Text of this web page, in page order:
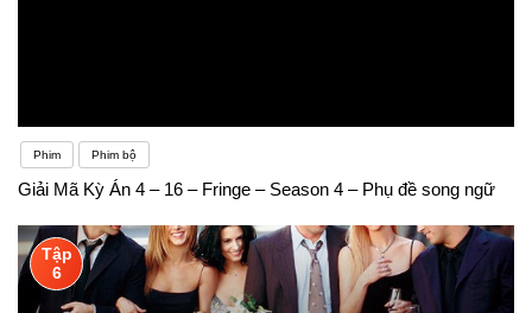
Phim Phim bộ
Giải Mã Kỳ Án 4 – 16 – Fringe – Season 4 – Phụ đề song ngữ
Tập
6